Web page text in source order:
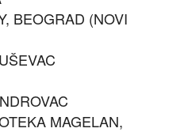
BEOGRAD (NOVI
MAGELAN,